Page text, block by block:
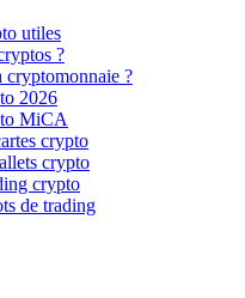
utiles
?
cryptomonnaie ?
2026
MiCA
crypto
crypto
crypto
de trading